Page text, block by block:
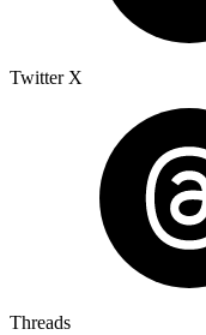
Twitter X
Threads